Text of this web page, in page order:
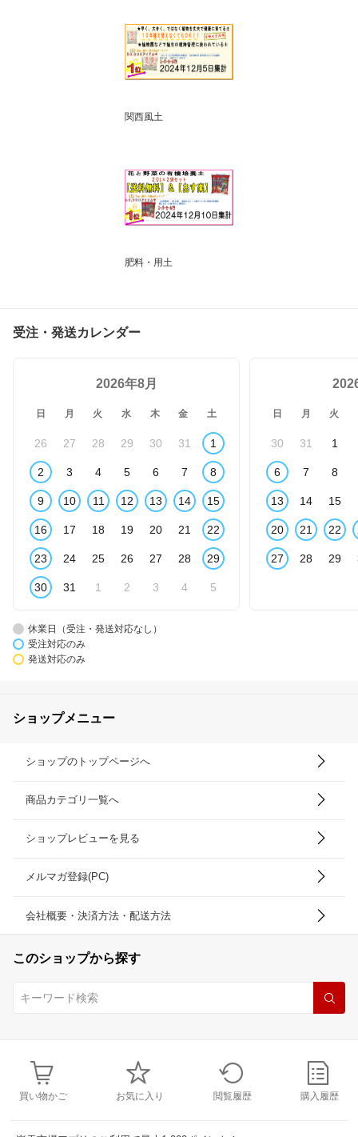
関西風土
肥料・用土
受注・発送カレンダー
2026年8月
日 月 火 水 木 金 土
26 27 28 29 30 31 1
2 3 4 5 6 7 8
9 10 11 12 13 14 15
16 17 18 19 20 21 22
23 24 25 26 27 28 29
30 31 1 2 3 4 5
日 月 火
30 31 1
6 7 8
13 14 15
20 21 22
27 28 29
休業日（受注・発送対応なし）
受注対応のみ
発送対応のみ
ショップメニュー
ショップのトップページへ
商品カテゴリ一覧へ
ショップレビューを見る
メルマガ登録(PC)
会社概要・決済方法・配送方法
このショップから探す
買い物かご お気に入り 閲覧履歴 購入履歴